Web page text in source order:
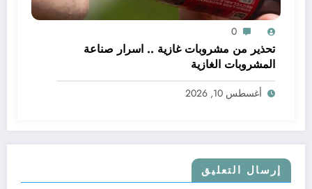
0
تحذير من مشروبات غازية .. اسرار صناعة
المشروبات الغازية
أغسطس 10, 2026
إرسال التعليق